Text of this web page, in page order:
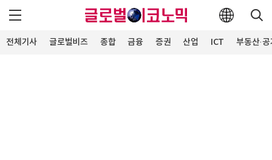
전체기사 글로벌비즈 종합 금융 증권 산업 ICT 부동산·